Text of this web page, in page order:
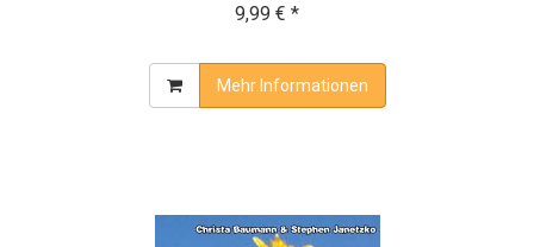
9,99 € *
Mehr Informationen